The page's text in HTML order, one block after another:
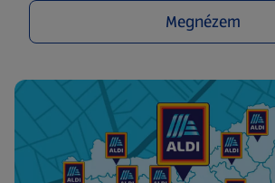
Megnézem